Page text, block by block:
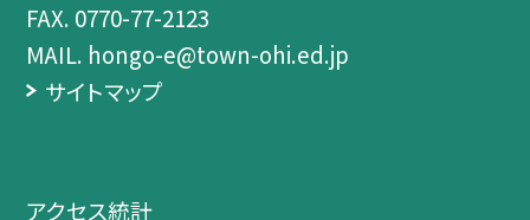
FAX. 0770-77-2123
MAIL. hongo-e@town-ohi.ed.jp
サイトマップ
アクセス統計